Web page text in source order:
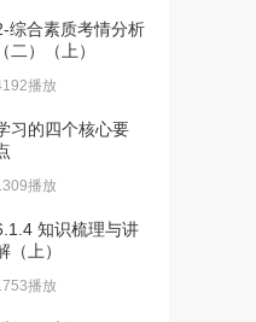
综合素质考情分析
（二）（上）
播放
习的四个核心要
播放
知识梳理与讲
（上）
播放